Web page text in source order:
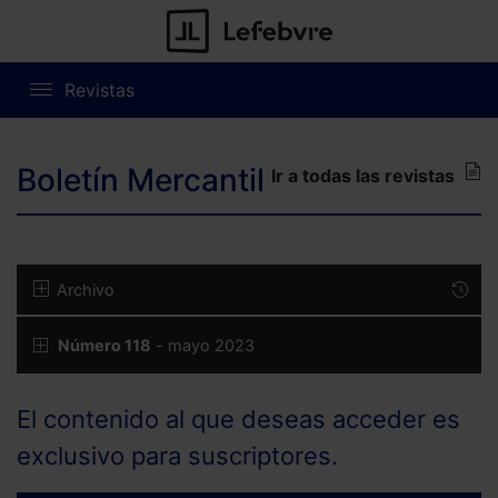
Revistas
Boletín Mercantil Ir a todas las revistas
Archivo
Número 118 - mayo 2023
El contenido al que deseas acceder es
exclusivo para suscriptores.